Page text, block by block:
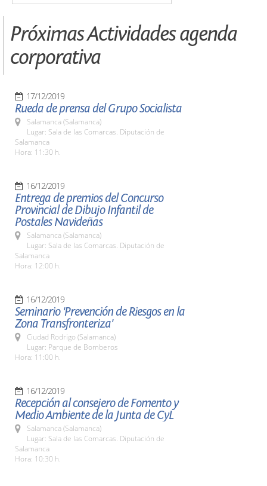
Próximas Actividades agenda
corporativa
17/12/2019
Rueda de prensa del Grupo Socialista
Salamanca (Salamanca)
Lugar: Sala de las Comarcas. Diputación de
Salamanca
Hora: 11:30 h.
16/12/2019
Entrega de premios del Concurso
Provincial de Dibujo Infantil de
Postales Navideñas
Salamanca (Salamanca)
Lugar: Sala de las Comarcas. Diputación de
Salamanca
Hora: 12:00 h.
16/12/2019
Seminario 'Prevención de Riesgos en la
Zona Transfronteriza'
Ciudad Rodrigo (Salamanca)
Lugar: Parque de Bomberos
Hora: 11:00 h.
16/12/2019
Recepción al consejero de Fomento y
Medio Ambiente de la Junta de CyL
Salamanca (Salamanca)
Lugar: Sala de las Comarcas. Diputación de
Salamanca
Hora: 10:30 h.